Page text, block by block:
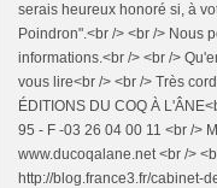
serais heureux honoré si, à
Poindron".<br /> <br /> Nous
informations.<br /> <br />
vous lire<br /> <br /> Très
ÉDITIONS DU COQ À
95 - F -03 26 04 00 11 <br />
www.ducoqalane.net <br />
http://blog.france3.fr/cabinet-